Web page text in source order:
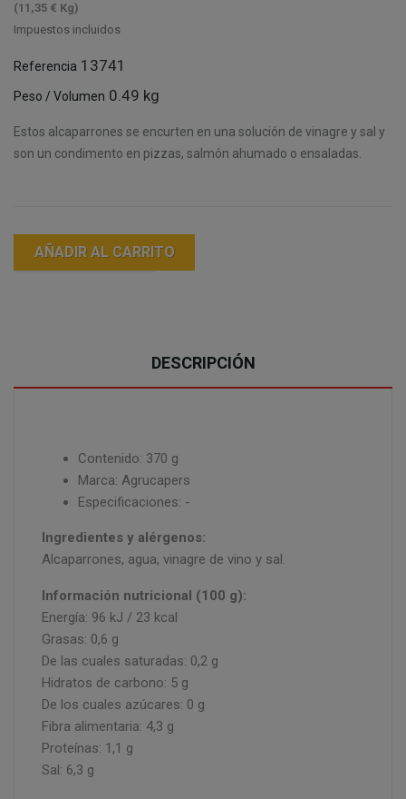
(11,35 € Kg)
Impuestos incluidos
Referencia 13741
Peso / Volumen 0.49 kg
Estos alcaparrones se encurten en una solución de vinagre y sal y
son un condimento en pizzas, salmón ahumado o ensaladas.
AÑADIR AL CARRITO
DESCRIPCIÓN
Contenido: 370 g
Marca: Agrucapers
Especificaciones: -
Ingredientes y alérgenos:
Alcaparrones, agua, vinagre de vino y sal.
Información nutricional (100 g):
Energía: 96 kJ / 23 kcal
Grasas: 0,6 g
De las cuales saturadas: 0,2 g
Hidratos de carbono: 5 g
De los cuales azúcares: 0 g
Fibra alimentaria: 4,3 g
Proteínas: 1,1 g
Sal: 6,3 g